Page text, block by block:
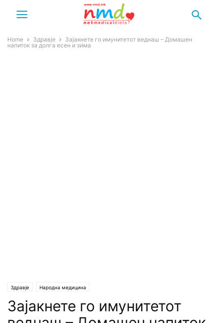
Home Здравје
Зајакнете го имунитетот веднаш – Домашен
напиток за долга есен и зима
Здравје Народна медицина
Зајакнете го имунитетот